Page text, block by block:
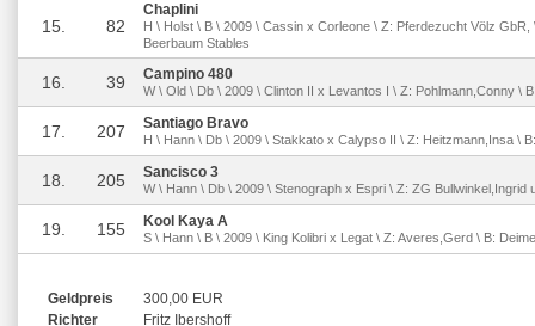
15. 82
Chaplini
H \ Holst \ B \ 2009 \ Cassin x Corleone \ Z: Pferdezucht Völz
Beerbaum Stables
16. 39 Campino 480
W \ Old \ Db \ 2009 \ Clinton II x Levantos I \ Z: Pohlmann,Conny \
17. 207 Santiago Bravo
H \ Hann \ Db \ 2009 \ Stakkato x Calypso II \ Z: Heitzmann,Insa \
18. 205 Sancisco 3
W \ Hann \ Db \ 2009 \ Stenograph x Espri \ Z: ZG Bullwinkel,Ingrid
19. 155 Kool Kaya A
S \ Hann \ B \ 2009 \ King Kolibri x Legat \ Z: Averes,Gerd \ B:
Geldpreis
300,00 EUR
Richter
Fritz Ibershoff